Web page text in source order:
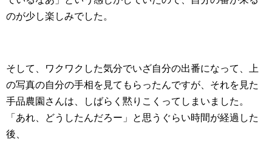
のが少し楽しみでした。
そして、ワクワクした気分でいざ自分の出番になって、上
の写真の自分の手相を見てもらったんですが、それを見た
手品農園さんは、しばらく黙りこくってしまいました。
「あれ、どうしたんだろー」と思うぐらい時間が経過した
後、